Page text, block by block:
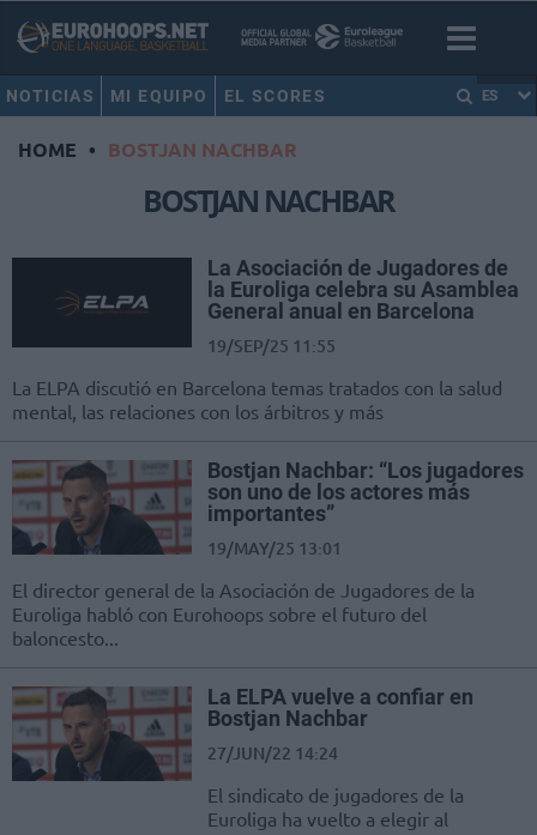
NOTICIAS MI EQUIPO EL SCORES ES
HOME • BOSTJAN NACHBAR
BOSTJAN NACHBAR
La Asociación de Jugadores de
la Euroliga celebra su Asamblea
General anual en Barcelona
19/SEP/25 11:55
La ELPA discutió en Barcelona temas tratados con la salud
mental, las relaciones con los árbitros y más
Bostjan Nachbar: “Los jugadores
son uno de los actores más
importantes”
19/MAY/25 13:01
El director general de la Asociación de Jugadores de la
Euroliga habló con Eurohoops sobre el futuro del
baloncesto...
La ELPA vuelve a confiar en
Bostjan Nachbar
27/JUN/22 14:24
El sindicato de jugadores de la
Euroliga ha vuelto a elegir al